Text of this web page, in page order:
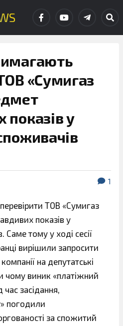
«Сумигаз
показів у
1
ТОВ «Сумигаз
показів у
Саме тому у ході сесії
вирішили запросити
на депутатські
чому виник «платіжний
час засідання,
погодили
за спожитий